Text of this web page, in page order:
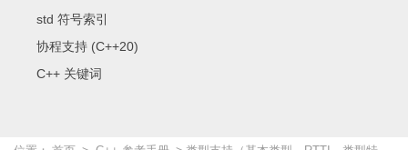
std 符号索引
协程支持 (C++20)
C++ 关键词